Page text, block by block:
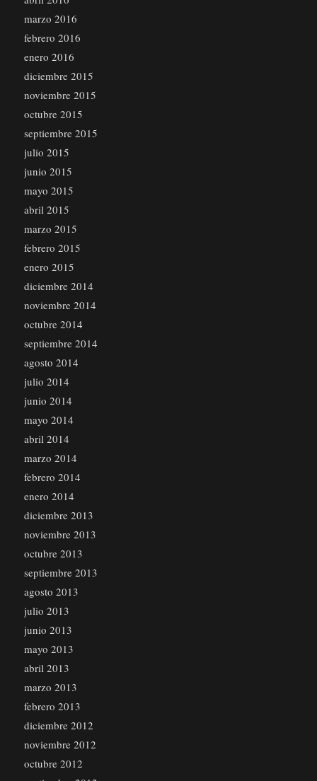
marzo 2016
febrero 2016
enero 2016
diciembre 2015
noviembre 2015
octubre 2015
septiembre 2015
julio 2015
junio 2015
mayo 2015
abril 2015
marzo 2015
febrero 2015
enero 2015
diciembre 2014
noviembre 2014
octubre 2014
septiembre 2014
agosto 2014
julio 2014
junio 2014
mayo 2014
abril 2014
marzo 2014
febrero 2014
enero 2014
diciembre 2013
noviembre 2013
octubre 2013
septiembre 2013
agosto 2013
julio 2013
junio 2013
mayo 2013
abril 2013
marzo 2013
febrero 2013
diciembre 2012
noviembre 2012
octubre 2012